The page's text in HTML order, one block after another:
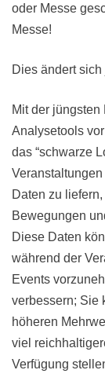
oder Messe
Messe!
Dies ändert
Mit der
Analysetools
das “schwarze
Daten zu
Bewegungen
Diese Daten
während der
Events
verbessern; Sie
höheren
viel
Verfügung